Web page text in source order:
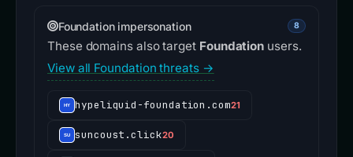
Foundation impersonation 8
These domains also target Foundation users.
View all Foundation threats →
hypeliquid-foundation.com21
suncoust.click20